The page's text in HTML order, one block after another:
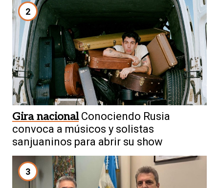
2
Gira nacional Conociendo Rusia
convoca a músicos y solistas
sanjuaninos para abrir su show
3